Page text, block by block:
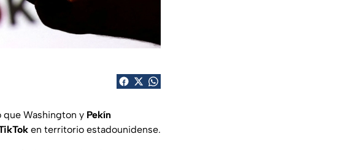
que Washington y Pekín
en territorio estadounidense.